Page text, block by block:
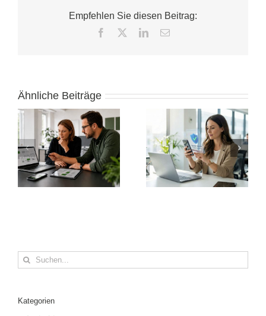
Empfehlen Sie diesen Beitrag:
Facebook LinkedIn
E-
Ähnliche Beiträge
Suche
nach:
Kategorien